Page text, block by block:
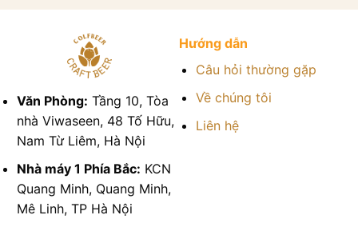
Văn Phòng: Tầng 10, Tòa
nhà Viwaseen, 48 Tố Hữu,
Nam Từ Liêm, Hà Nội
Nhà máy 1 Phía Bắc: KCN
Quang Minh, Quang Minh,
Mê Linh, TP Hà Nội
Hướng dẫn
Câu hỏi thường gặp
Về chúng tôi
Liên hệ